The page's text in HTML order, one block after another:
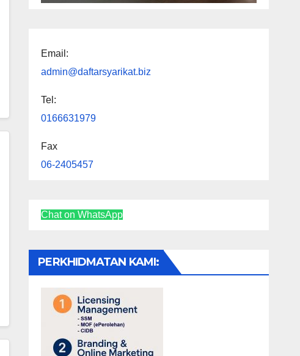
Email:
admin@daftarsyarikat.biz
Tel:
0166631979
Fax
06-2405457
Chat on WhatsApp
PERKHIDMATAN KAMI: